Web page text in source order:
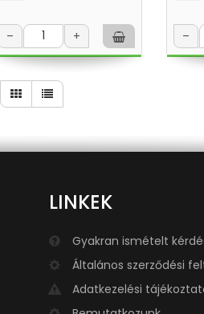
– + –
LINKEK
Gyakran ismételt
Általános szerződési
Adatkezelési